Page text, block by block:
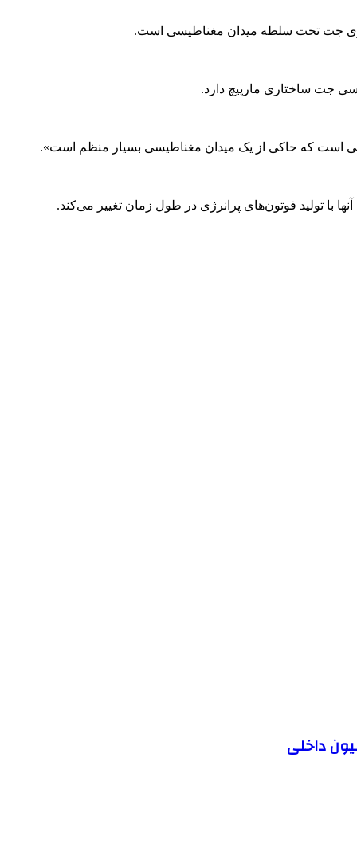
جت تحت سلطه میدان مغناطیسی است.
جت ساختاری مارپیچ دارد.
داخلی